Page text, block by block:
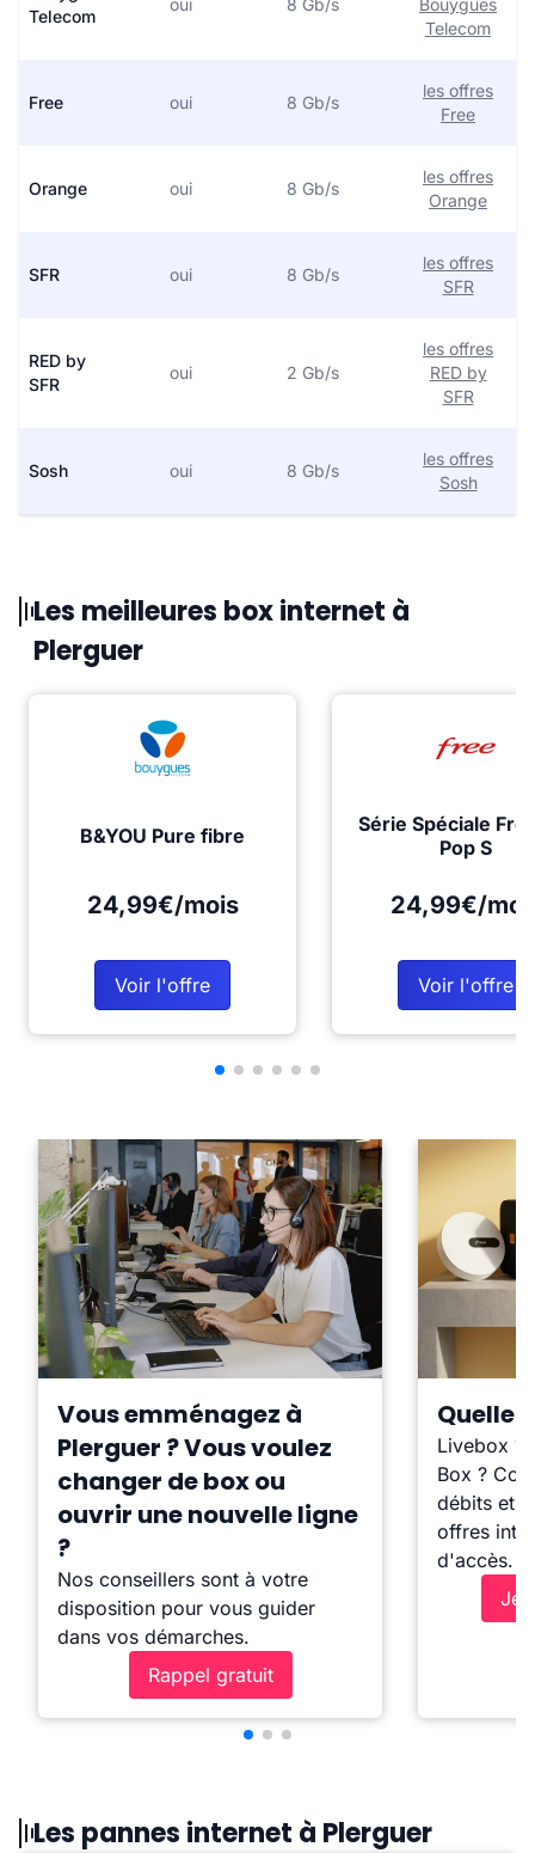
Telecom
oui 8 Gb/s
Bouygues
Telecom
Free oui 8 Gb/s
les offres
Free
Orange oui 8 Gb/s
les offres
Orange
SFR oui 8 Gb/s
les offres
SFR
RED by
SFR
oui 2 Gb/s
les offres
RED by
SFR
Sosh oui 8 Gb/s
les offres
Sosh
Les meilleures box internet à
Plerguer
B&YOU Pure fibre
24,99€/mois
Voir l'offre
Série Spéciale
Pop S
24,99€/
Voir l'offre
Vous emménagez à
Plerguer ? Vous voulez
changer de box ou
ouvrir une nouvelle ligne
?
Nos conseillers sont à votre
disposition pour vous guider
dans vos démarches.
Rappel gratuit
Quelle
Livebox ?
Box ?
débits et
offres
d'accès.
Je
Les pannes internet à Plerguer